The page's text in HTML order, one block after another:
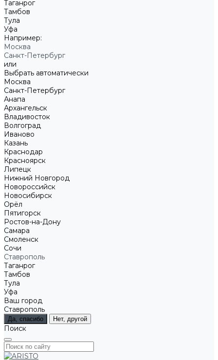
Таганрог
Тамбов
Тула
Уфа
Например:
Москва
Санкт-Петербург
или
Выбрать автоматически
Москва
Санкт-Петербург
Анапа
Архангельск
Владивосток
Волгоград
Иваново
Казань
Краснодар
Красноярск
Липецк
Нижний Новгород
Новороссийск
Новосибирск
Орёл
Пятигорск
Ростов-на-Дону
Самара
Смоленск
Сочи
Ставрополь
Таганрог
Тамбов
Тула
Уфа
Ваш город
Ставрополь
Да, спасибо Нет, другой
Поиск